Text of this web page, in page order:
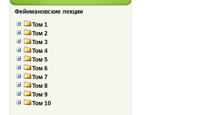
Фейнмановские лекции
Том 1
Том 2
Том 3
Том 4
Том 5
Том 6
Том 7
Том 8
Том 9
Том 10